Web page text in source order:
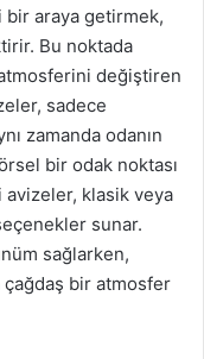
bir araya getirmek,
Bu noktada
değiştiren
sadece
zamanda odanın
bir odak noktası
avizeler, klasik veya
sunar.
sağlarken,
çağdaş bir atmosfer